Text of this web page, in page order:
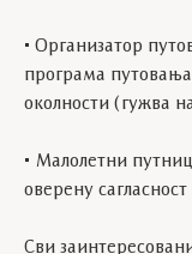
• Организатор
програма
околности (гужва
• Малолетни
оверену
Сви